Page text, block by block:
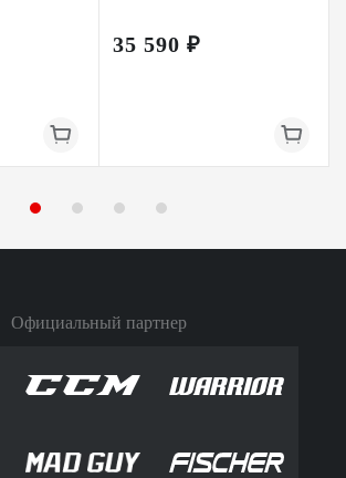
35 590 ₽
Официальный партнер